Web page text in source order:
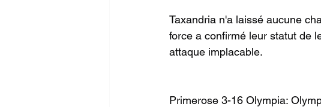
Taxandria n'a laissé aucune
force a confirmé leur statut de
attaque implacable.
Primerose 3-16 Olympia: